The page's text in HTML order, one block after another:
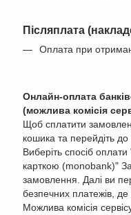
Післяплата
Оплата при
Онлайн-оплата
(можлива комісія
Щоб сплатити
кошика та перейдіть
Виберіть спосіб
карткою (monobank)"
замовлення. Далі ви
безпечних платежів,
Можлива комісія